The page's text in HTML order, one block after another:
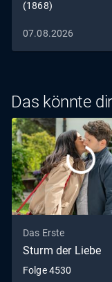
(1868)
07.08.2026
Das könnte
Das Erste
Sturm der Liebe
Folge 4530